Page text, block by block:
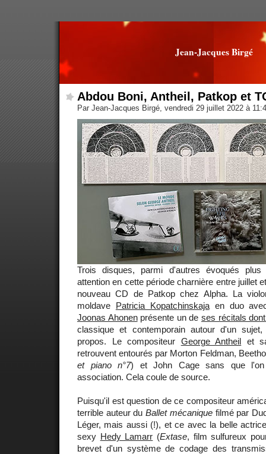
Jean-Jacques Birgé
Abdou Boni, Antheil, Patkop et
Par Jean-Jacques Birgé, vendredi 29 juillet 2022 à
Trois disques, parmi d'autres évoqués
attention en cette période charnière entre juillet
nouveau CD de Patkop chez Alpha. La
moldave Patricia Kopatchinskajaen duo
Joonas Ahonenprésente un de ses récitals
classique et contemporain autour d'un
propos. Le compositeur George Antheil et
retrouvent entourés par Morton Feldman,
et piano n°7) et John Cage sans que
association. Cela coule de source.
Puisqu'il est question de ce compositeur
terrible auteur duBallet mécaniquefilmé par
Léger, mais aussi (!), et ce avec la belle
sexy Hedy Lamarr (Extase, film sulfureux
brevet d'un système de codage des